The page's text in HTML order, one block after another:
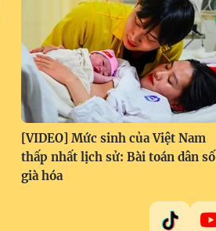
[VIDEO] Mức sinh của Việt Nam
thấp nhất lịch sử: Bài toán dân số
già hóa